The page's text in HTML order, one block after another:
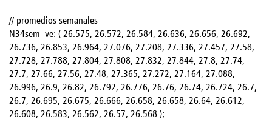
// promedios semanales
N34sem_ve: ( 26.575, 26.572, 26.584, 26.636, 26.656, 26.692,
26.736, 26.853, 26.964, 27.076, 27.208, 27.336, 27.457, 27.58,
27.728, 27.788, 27.804, 27.808, 27.832, 27.844, 27.8, 27.74,
27.7, 27.66, 27.56, 27.48, 27.365, 27.272, 27.164, 27.088,
26.996, 26.9, 26.82, 26.792, 26.776, 26.76, 26.74, 26.724, 26.7,
26.7, 26.695, 26.675, 26.666, 26.658, 26.658, 26.64, 26.612,
26.608, 26.583, 26.562, 26.57, 26.568 );